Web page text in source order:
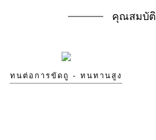
คุณสมบัติ
ทนต่อการขัดถู - ทนทานสูง